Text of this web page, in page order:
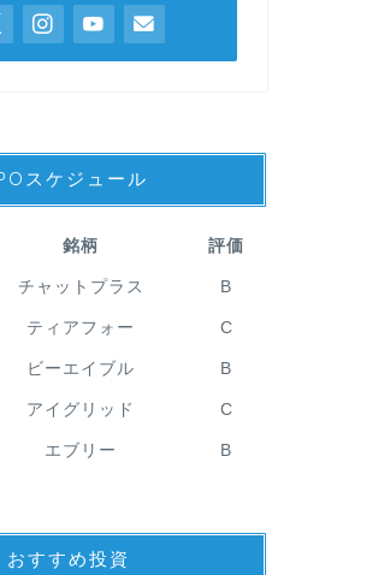
【最大12,000
コモサスがお得なキャ
スケジュール
銘柄 評価
チャットプラス B
ティアフォー C
ビーエイブル B
アイグリッド C
エブリー B
おすすめ投資